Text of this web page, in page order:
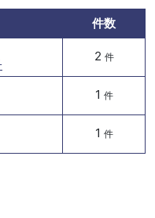
件数
2 件
1 件
1 件